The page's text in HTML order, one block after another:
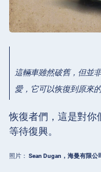
這輛車雖然破舊，但並
愛，它可以恢復到原來的
恢復者們，這是對你
等待復興。
照片： Sean Dugan，海曼有限公